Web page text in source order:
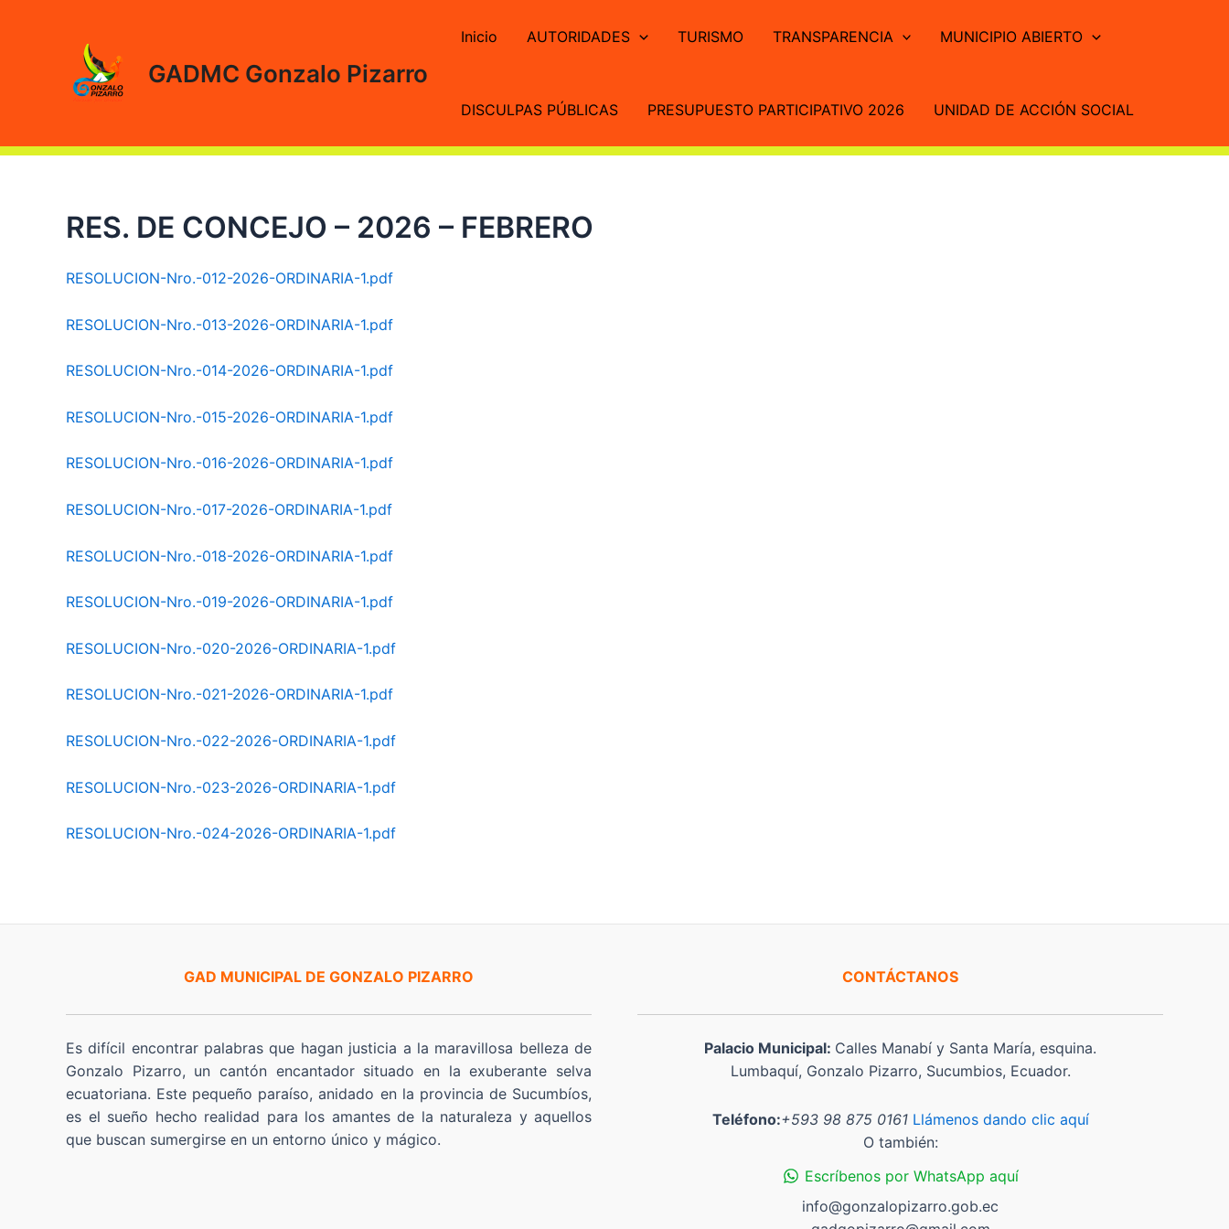
GADMC Gonzalo Pizarro
Inicio AUTORIDADES TURISMO TRANSPARENCIA MUNICIPIO ABIERTO
DISCULPAS PÚBLICAS PRESUPUESTO PARTICIPATIVO 2026 UNIDAD DE ACCIÓN SOCIAL
RES. DE CONCEJO – 2026 – FEBRERO
RESOLUCION-Nro.-012-2026-ORDINARIA-1.pdf
RESOLUCION-Nro.-013-2026-ORDINARIA-1.pdf
RESOLUCION-Nro.-014-2026-ORDINARIA-1.pdf
RESOLUCION-Nro.-015-2026-ORDINARIA-1.pdf
RESOLUCION-Nro.-016-2026-ORDINARIA-1.pdf
RESOLUCION-Nro.-017-2026-ORDINARIA-1.pdf
RESOLUCION-Nro.-018-2026-ORDINARIA-1.pdf
RESOLUCION-Nro.-019-2026-ORDINARIA-1.pdf
RESOLUCION-Nro.-020-2026-ORDINARIA-1.pdf
RESOLUCION-Nro.-021-2026-ORDINARIA-1.pdf
RESOLUCION-Nro.-022-2026-ORDINARIA-1.pdf
RESOLUCION-Nro.-023-2026-ORDINARIA-1.pdf
RESOLUCION-Nro.-024-2026-ORDINARIA-1.pdf
GAD MUNICIPAL DE GONZALO PIZARRO
Es difícil encontrar palabras que hagan justicia a la maravillosa belleza de
Gonzalo Pizarro, un cantón encantador situado en la exuberante selva
ecuatoriana. Este pequeño paraíso, anidado en la provincia de Sucumbíos,
es el sueño hecho realidad para los amantes de la naturaleza y aquellos
que buscan sumergirse en un entorno único y mágico.
CONTÁCTANOS
Palacio Municipal: Calles Manabí y Santa María, esquina.
Lumbaquí, Gonzalo Pizarro, Sucumbios, Ecuador.
Teléfono:+593 98 875 0161 Llámenos dando clic aquí
O también:
Escríbenos por WhatsApp aquí
info@gonzalopizarro.gob.ec